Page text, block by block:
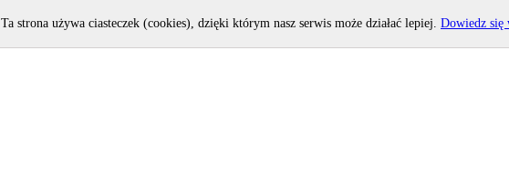
Ta strona używa ciasteczek (cookies), dzięki którym nasz serwis może działać lepiej. Dowiedz się